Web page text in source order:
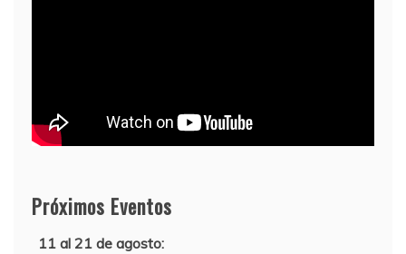
Próximos Eventos
11 al 21 de agosto: